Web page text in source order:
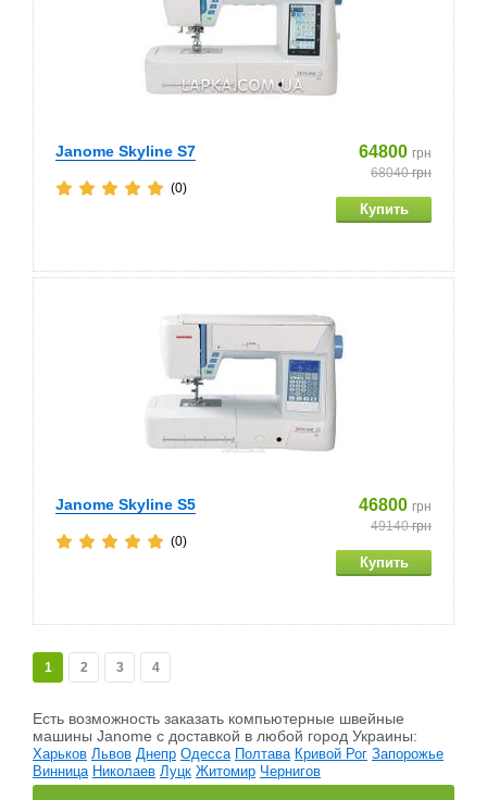
Janome Skyline S7 64800 грн
68040грн
(0)
Janome Skyline S5 46800 грн
49140грн
(0)
1 2 3 4
Есть возможность заказать компьютерные швейные
машины Janome c доставкой в любой город Украины:
Харьков Львов Днепр Одесса Полтава Кривой Рог Запорожье
Винница Николаев Луцк Житомир Чернигов